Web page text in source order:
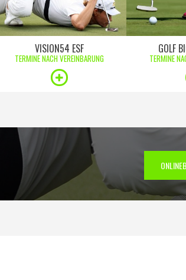
VISION54 ESF
TERMINE NACH VEREINBARUNG
GOLF
TERMINE